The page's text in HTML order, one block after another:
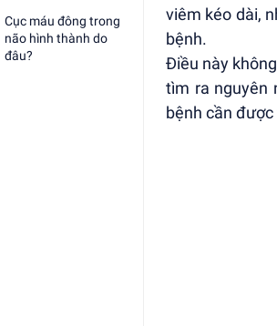
Cục máu đông trong
não hình thành do
đâu?
viêm kéo dài,
bệnh.
Điều này
tìm ra nguyên
bệnh cần